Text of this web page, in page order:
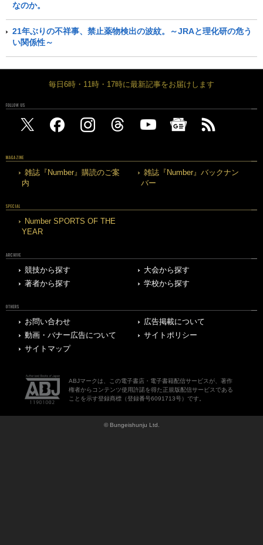
なのか。
21年ぶりの不祥事、禁止薬物検出の波紋。～JRAと理化研の危う
い関係性～
毎日6時・11時・17時に最新記事をお届けします
FOLLOW US
MAGAZINE
雑誌『Number』購読のご案
内
雑誌『Number』バックナン
バー
SPECIAL
Number SPORTS OF THE
YEAR
ARCHIVE
競技から探す
大会から探す
著者から探す
学校から探す
OTHERS
お問い合わせ
広告掲載について
動画・バナー広告について
サイトポリシー
サイトマップ
ABJマークは、この電子書店・電子書籍配信サービスが、著作
権者からコンテンツ使用許諾を得た正規版配信サービスである
ことを示す登録商標（登録番号6091713号）です。
© Bungeishunju Ltd.